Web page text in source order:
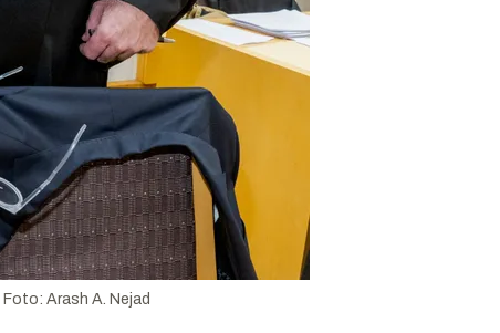
Foto: Arash A. Nejad